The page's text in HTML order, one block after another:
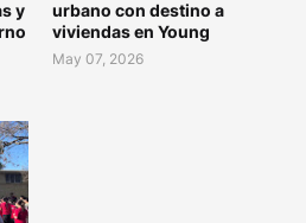
y
urbano con destino a
viviendas en Young
May 07, 2026